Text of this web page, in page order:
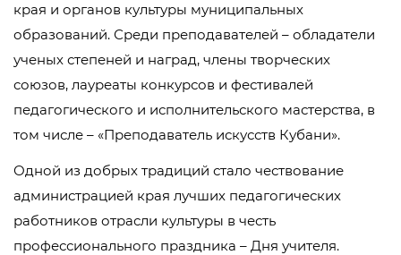
края и органов культуры муниципальных
образований. Среди преподавателей – обладатели
ученых степеней и наград, члены творческих
союзов, лауреаты конкурсов и фестивалей
педагогического и исполнительского мастерства, в
том числе – «Преподаватель искусств Кубани».
Одной из добрых традиций стало чествование
администрацией края лучших педагогических
работников отрасли культуры в честь
профессионального праздника – Дня учителя.